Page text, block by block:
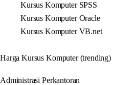
Kursus Komputer SPSS
Kursus Komputer Oracle
Kursus Komputer VB.net
Harga Kursus Komputer (trending)
Administrasi Perkantoran